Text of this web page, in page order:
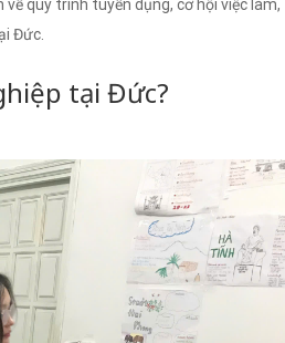
quy trình tuyển dụng, cơ hội việc làm,
Đức.
tại Đức?